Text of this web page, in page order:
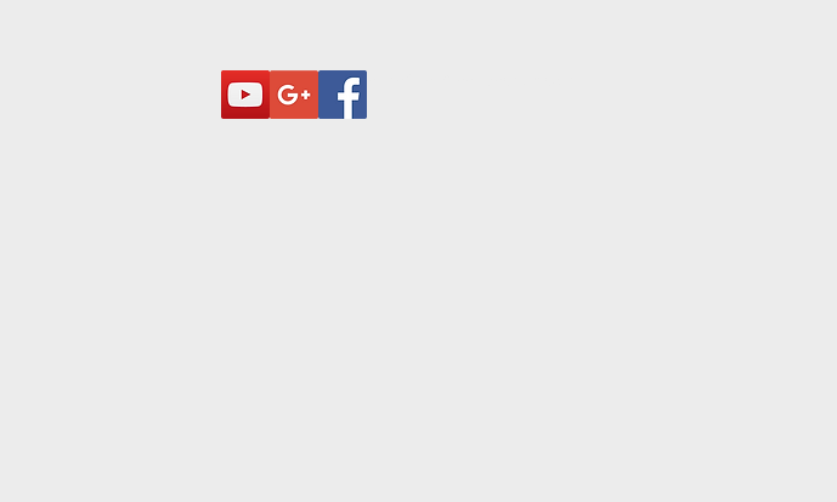
© 2023 par Troupe de théâtre. Créé avec